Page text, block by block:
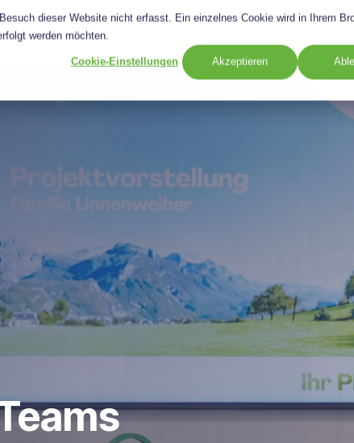
dieser Website nicht erfasst. Ein einzelnes Cookie wird in Ihrem
werden möchten.
Cookie-Einstellungen Akzeptieren